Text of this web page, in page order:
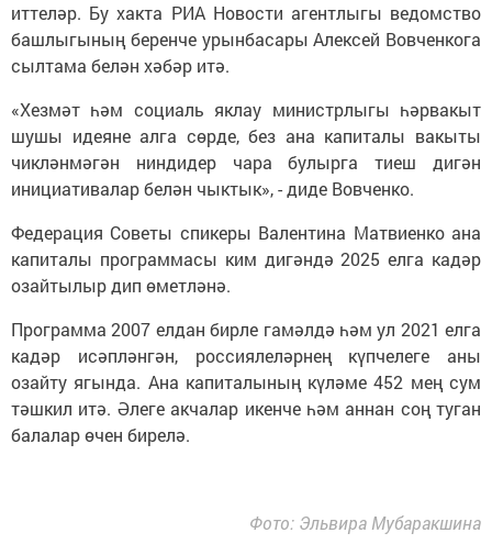
иттеләр. Бу хакта РИА Новости агентлыгы ведомство
башлыгының беренче урынбасары Алексей Вовченкога
сылтама белән хәбәр итә.
«Хезмәт һәм социаль яклау министрлыгы һәрвакыт
шушы идеяне алга сөрде, без ана капиталы вакыты
чикләнмәгән ниндидер чара булырга тиеш дигән
инициативалар белән чыктык», - диде Вовченко.
Федерация Советы спикеры Валентина Матвиенко ана
капиталы программасы ким дигәндә 2025 елга кадәр
озайтылыр дип өметләнә.
Программа 2007 елдан бирле гамәлдә һәм ул 2021 елга
кадәр исәпләнгән, россиялеләрнең күпчелеге аны
озайту ягында. Ана капиталының күләме 452 мең сум
тәшкил итә. Әлеге акчалар икенче һәм аннан соң туган
балалар өчен бирелә.
Фото: Эльвира Мубаракшина